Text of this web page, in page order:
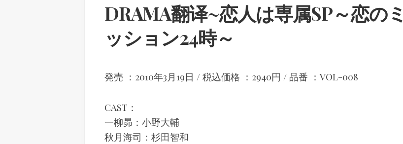
DRAMA翻译~恋人は専属SP～恋のミ
ッション24時～
発売 ：2010年3月19日 / 税込価格 ：2940円 / 品番 ：VOL-008
CAST：
一柳昴：小野大輔
秋月海司：杉田智和